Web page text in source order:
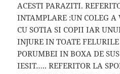
ACESTI PARAZITI.
INTAMPLARE :UN COLEG
CU SOTIA SI COPII IAR
INJURE IN TOATE
PORUMBEI IN BOXA DE
IESIT….. REFERITOR LA